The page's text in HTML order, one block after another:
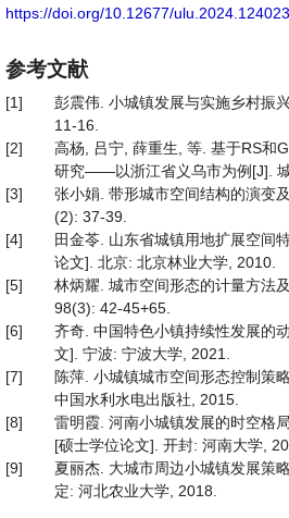
https://doi.org/10.12677/ulu.2024.124023
参考文献
[1]
彭震伟. 小城镇发展与实施乡村振
11-16.
[2]
高杨, 吕宁, 薛重生, 等. 基于RS和
研究——以浙江省义乌市为例[J].
[3]
张小娟. 带形城市空间结构的演变
(2): 37-39.
[4]
田金苓. 山东省城镇用地扩展空间
论文]. 北京: 北京林业大学, 2010.
[5]
林炳耀. 城市空间形态的计量方法
98(3): 42-45+65.
[6]
齐奇. 中国特色小镇持续性发展的
文]. 宁波: 宁波大学, 2021.
[7]
陈萍. 小城镇城市空间形态控制策
中国水利水电出版社, 2015.
[8]
雷明霞. 河南小城镇发展的时空格
[硕士学位论文]. 开封: 河南大学,
[9]
夏丽杰. 大城市周边小城镇发展策
定: 河北农业大学, 2018.